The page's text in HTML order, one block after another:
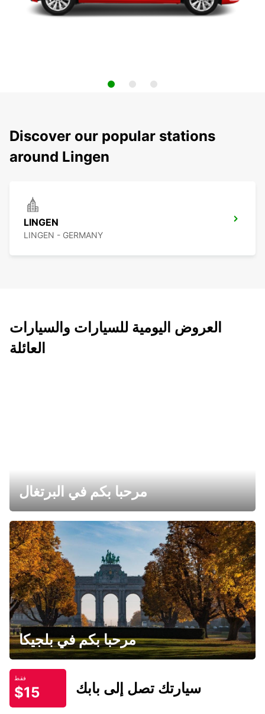
Discover our popular stations
around Lingen
LINGEN
LINGEN - GERMANY
العروض اليومية للسيارات والسيارات
العائلة
مرحبا بكم في البرتغال
مرحبا بكم في بلجيكا
فقط
$15 سيارتك تصل إلى بابك